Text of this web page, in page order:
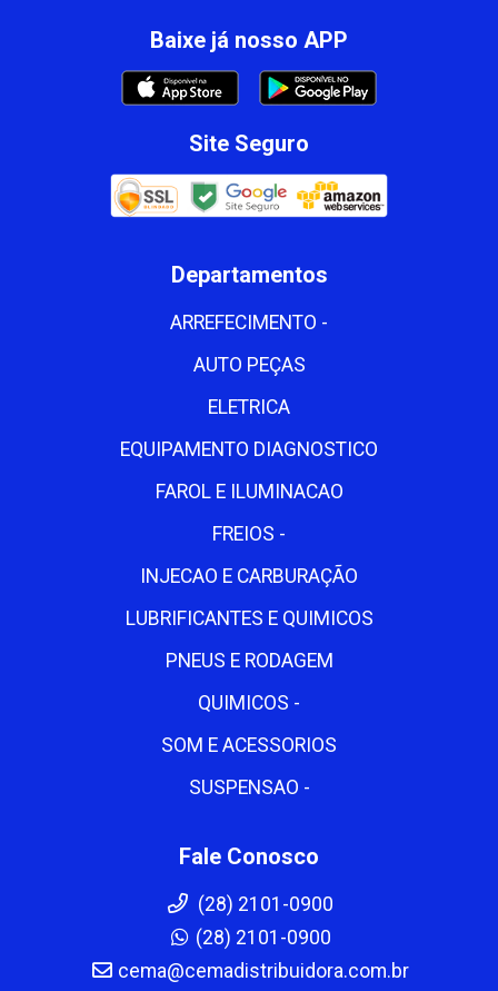
Baixe já nosso APP
Site Seguro
Departamentos
ARREFECIMENTO -
AUTO PEÇAS
ELETRICA
EQUIPAMENTO DIAGNOSTICO
FAROL E ILUMINACAO
FREIOS -
INJECAO E CARBURAÇÃO
LUBRIFICANTES E QUIMICOS
PNEUS E RODAGEM
QUIMICOS -
SOM E ACESSORIOS
SUSPENSAO -
Fale Conosco
(28) 2101-0900
(28) 2101-0900
cema@cemadistribuidora.com.br